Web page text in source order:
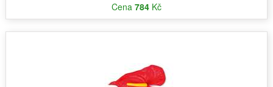
Cena 784 Kč